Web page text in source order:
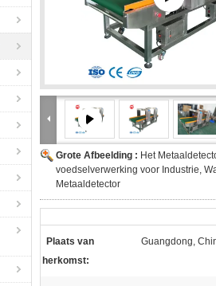
Grote Afbeelding : Het
voedselverwerking voor Industrie,
Metaaldetector
Plaats van
herkomst:
Guangdong,